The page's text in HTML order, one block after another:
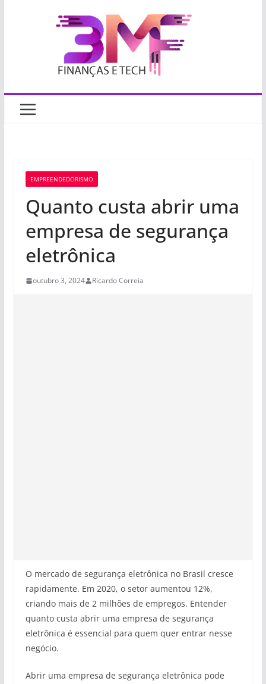
EMPREENDEDORISMO
Quanto custa abrir uma
empresa de segurança
eletrônica
outubro 3, 2024 Ricardo Correia
O mercado de segurança eletrônica no Brasil cresce
rapidamente. Em 2020, o setor aumentou 12%,
criando mais de 2 milhões de empregos. Entender
quanto custa abrir uma empresa de segurança
eletrônica é essencial para quem quer entrar nesse
negócio.
Abrir uma empresa de segurança eletrônica pode